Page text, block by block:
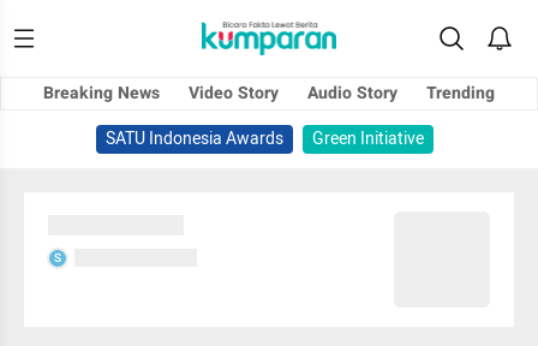
Breaking News Video Story Audio Story
Trending
SATU Indonesia Awards
Green Initiative
S